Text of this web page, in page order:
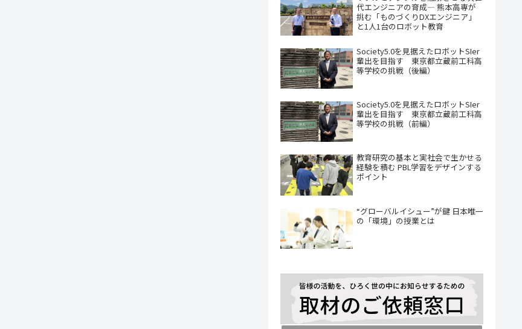
代エンジニアの育成― 熊本高専が
挑む「ものづくりDXエンジニア」
と1人1台のロボット教育
Society5.0を見据えたロボットSIer
輩出を目指す 東京都立蔵前工科高
等学校の挑戦（後編）
Society5.0を見据えたロボットSIer
輩出を目指す 東京都立蔵前工科高
等学校の挑戦（前編）
教育研究の基本と実社会で生かせる
経験を積む PBL学習をデザインする
ポイント
“グローバルイシュー”が鍵 日本唯一
の「環境」の授業とは